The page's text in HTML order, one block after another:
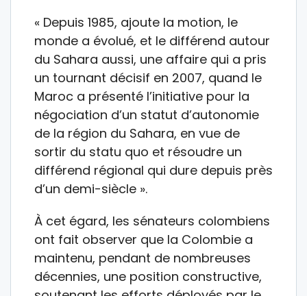
« Depuis 1985, ajoute la motion, le
monde a évolué, et le différend autour
du Sahara aussi, une affaire qui a pris
un tournant décisif en 2007, quand le
Maroc a présenté l’initiative pour la
négociation d’un statut d’autonomie
de la région du Sahara, en vue de
sortir du statu quo et résoudre un
différend régional qui dure depuis près
d’un demi-siècle ».
À cet égard, les sénateurs colombiens
ont fait observer que la Colombie a
maintenu, pendant de nombreuses
décennies, une position constructive,